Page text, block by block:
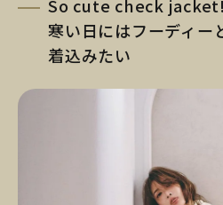
So cute check jacket!
寒い日にはフーディー
着込みたい